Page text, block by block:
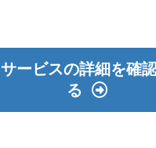
サービスの詳細を確
る